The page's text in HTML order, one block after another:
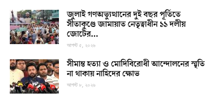
জুলাই গণঅভ্যুত্থানের দুই বছর পূর্তিতে
সীতাকুণ্ডে জামায়াত নেতৃত্বাধীন ১১ দলীয়
জোটের...
আগস্ট ৫, ২০২৬
সীমান্ত হত্যা ও মোদিবিরোধী আন্দোলনের স্মৃতি
না থাকায় নাহিদের ক্ষোভ
আগস্ট ৮, ২০২৬